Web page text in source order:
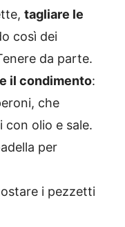
tagliare le
così dei
da parte.
il condimento:
che
con olio e sale.
per
i pezzetti